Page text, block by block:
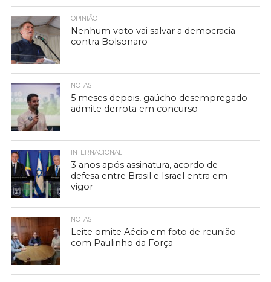
OPINIÃO
Nenhum voto vai salvar a democracia
contra Bolsonaro
NOTAS
5 meses depois, gaúcho desempregado
admite derrota em concurso
INTERNACIONAL
3 anos após assinatura, acordo de
defesa entre Brasil e Israel entra em
vigor
NOTAS
Leite omite Aécio em foto de reunião
com Paulinho da Força